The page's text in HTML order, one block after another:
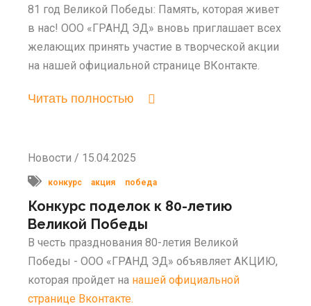
81 год Великой Победы: Память, которая живет
в нас! ООО «ГРАНД ЭД» вновь приглашает всех
желающих принять участие в творческой акции
на нашей официальной странице ВКонтакте.
Читать полностью
Новости / 15.04.2025
конкурс акция победа
Конкурс поделок к 80-летию
Великой Победы
В честь празднования 80-летия Великой
Победы - ООО «ГРАНД ЭД» объявляет АКЦИЮ,
которая пройдет на нашей официальной
странице Вконтакте.